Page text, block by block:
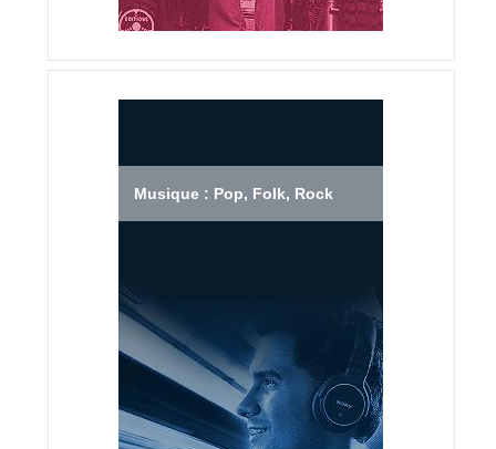
Musique : Pop, Folk, Rock